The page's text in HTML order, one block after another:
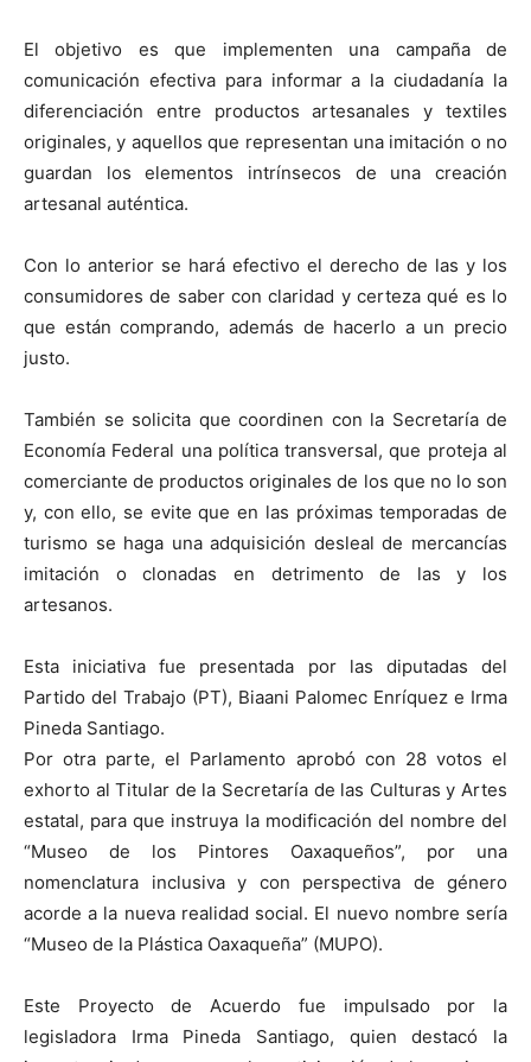
El objetivo es que implementen una campaña de
comunicación efectiva para informar a la ciudadanía la
diferenciación entre productos artesanales y textiles
originales, y aquellos que representan una imitación o no
guardan los elementos intrínsecos de una creación
artesanal auténtica.
Con lo anterior se hará efectivo el derecho de las y los
consumidores de saber con claridad y certeza qué es lo
que están comprando, además de hacerlo a un precio
justo.
También se solicita que coordinen con la Secretaría de
Economía Federal una política transversal, que proteja al
comerciante de productos originales de los que no lo son
y, con ello, se evite que en las próximas temporadas de
turismo se haga una adquisición desleal de mercancías
imitación o clonadas en detrimento de las y los
artesanos.
Esta iniciativa fue presentada por las diputadas del
Partido del Trabajo (PT), Biaani Palomec Enríquez e Irma
Pineda Santiago.
Por otra parte, el Parlamento aprobó con 28 votos el
exhorto al Titular de la Secretaría de las Culturas y Artes
estatal, para que instruya la modificación del nombre del
“Museo de los Pintores Oaxaqueños”, por una
nomenclatura inclusiva y con perspectiva de género
acorde a la nueva realidad social. El nuevo nombre sería
“Museo de la Plástica Oaxaqueña” (MUPO).
Este Proyecto de Acuerdo fue impulsado por la
legisladora Irma Pineda Santiago, quien destacó la